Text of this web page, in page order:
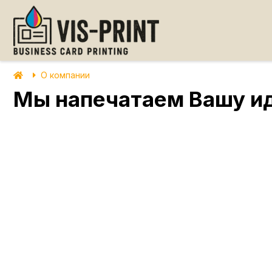
О компании
Мы напечатаем Вашу